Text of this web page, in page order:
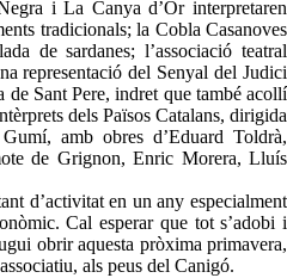
i La Canya d’Or interpretaren
tradicionals; la Cobla Casanoves
de sardanes; l’associació teatral
representació del Senyal del Judici
de Sant Pere, indret que també acollí
dels Països Catalans, dirigida
amb obres d’Eduard Toldrà,
de Grignon, Enric Morera, Lluís
d’activitat en un any especialment
Cal esperar que tot s’adobi i
obrir aquesta pròxima primavera,
als peus del Canigó.